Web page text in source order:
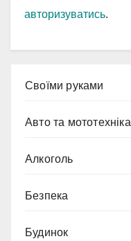
авторизуватись.
Cвоїми руками
Авто та мототехніка
Алкоголь
Безпека
Будинок